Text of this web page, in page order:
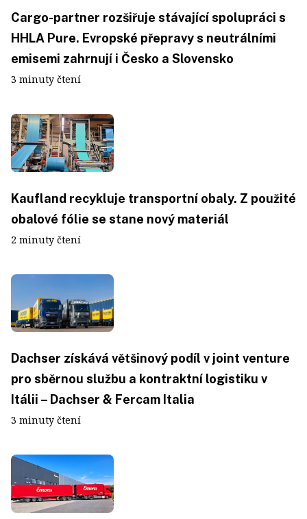
Cargo-partner rozšiřuje stávající spolupráci s
HHLA Pure. Evropské přepravy s neutrálními
emisemi zahrnují i Česko a Slovensko
3 minuty čtení
Kaufland recykluje transportní obaly. Z použité
obalové fólie se stane nový materiál
2 minuty čtení
Dachser získává většinový podíl v joint venture
pro sběrnou službu a kontraktní logistiku v
Itálii – Dachser & Fercam Italia
3 minuty čtení